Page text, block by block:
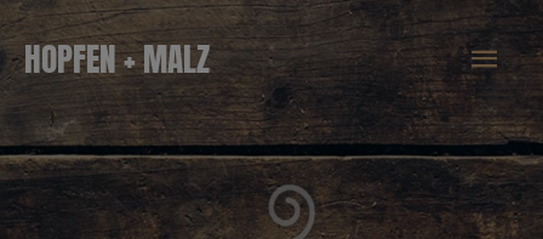
Zum
Inhalt
springen
HOPFEN + MALZ